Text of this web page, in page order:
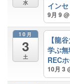
水
イン
9月 9
10月
3
土
【龍
学ぶ
REC
10月 3